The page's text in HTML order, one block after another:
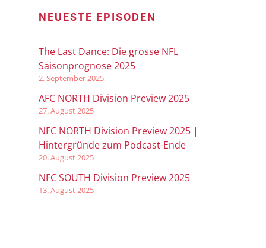
NEUESTE EPISODEN
The Last Dance: Die grosse NFL
Saisonprognose 2025
2. September 2025
AFC NORTH Division Preview 2025
27. August 2025
NFC NORTH Division Preview 2025 |
Hintergründe zum Podcast-Ende
20. August 2025
NFC SOUTH Division Preview 2025
13. August 2025